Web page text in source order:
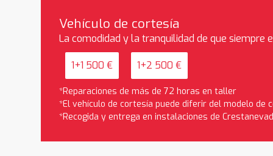
Vehículo de cortesía
La comodidad y la tranquilidad de que siempre
1+1 500 € 1+2 500 €
*Reparaciones de más de 72 horas en taller
*El vehículo de cortesía puede diferir del modelo de
*Recogida y entrega en instalaciones de